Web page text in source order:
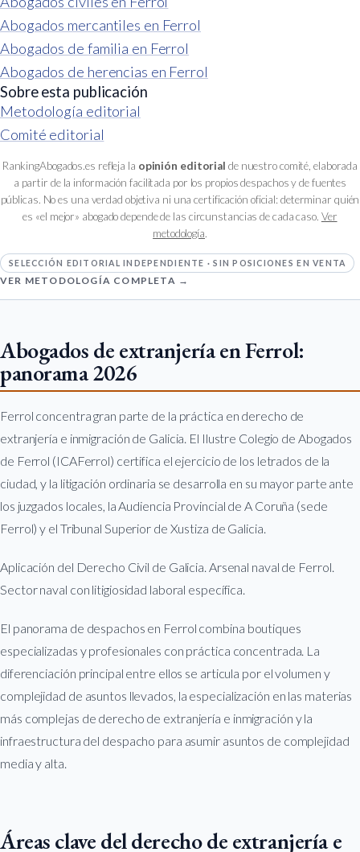
Abogados mercantiles en Ferrol
Abogados de familia en Ferrol
Abogados de herencias en Ferrol
Sobre esta publicación
Metodología editorial
Comité editorial
RankingAbogados.es refleja la opinión editorial de nuestro comité, elaborada
a partir de la información facilitada por los propios despachos y de fuentes
públicas. No es una verdad objetiva ni una certificación oficial: determinar quién
es «el mejor» abogado depende de las circunstancias de cada caso. Ver
metodología.
SELECCIÓN EDITORIAL INDEPENDIENTE · SIN POSICIONES EN VENTA
VER METODOLOGÍA COMPLETA →
Abogados de extranjería en Ferrol:
panorama 2026
Ferrol concentra gran parte de la práctica en derecho de
extranjería e inmigración de Galicia. El Ilustre Colegio de Abogados
de Ferrol (ICAFerrol) certifica el ejercicio de los letrados de la
ciudad, y la litigación ordinaria se desarrolla en su mayor parte ante
los juzgados locales, la Audiencia Provincial de A Coruña (sede
Ferrol) y el Tribunal Superior de Xustiza de Galicia.
Aplicación del Derecho Civil de Galicia. Arsenal naval de Ferrol.
Sector naval con litigiosidad laboral específica.
El panorama de despachos en Ferrol combina boutiques
especializadas y profesionales con práctica concentrada. La
diferenciación principal entre ellos se articula por el volumen y
complejidad de asuntos llevados, la especialización en las materias
más complejas de derecho de extranjería e inmigración y la
infraestructura del despacho para asumir asuntos de complejidad
media y alta.
Áreas clave del derecho de extranjería e